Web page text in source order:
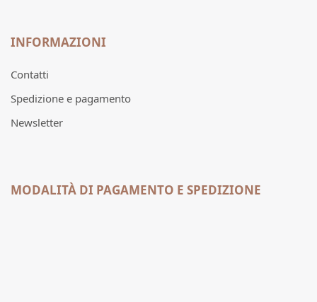
INFORMAZIONI
Contatti
Spedizione e pagamento
Newsletter
MODALITÀ DI PAGAMENTO E SPEDIZIONE